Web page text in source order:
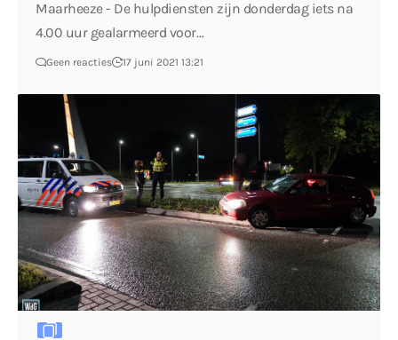
Maarheeze - De hulpdiensten zijn donderdag iets na
4.00 uur gealarmeerd voor…
Geen reacties 17 juni 2021 13:21